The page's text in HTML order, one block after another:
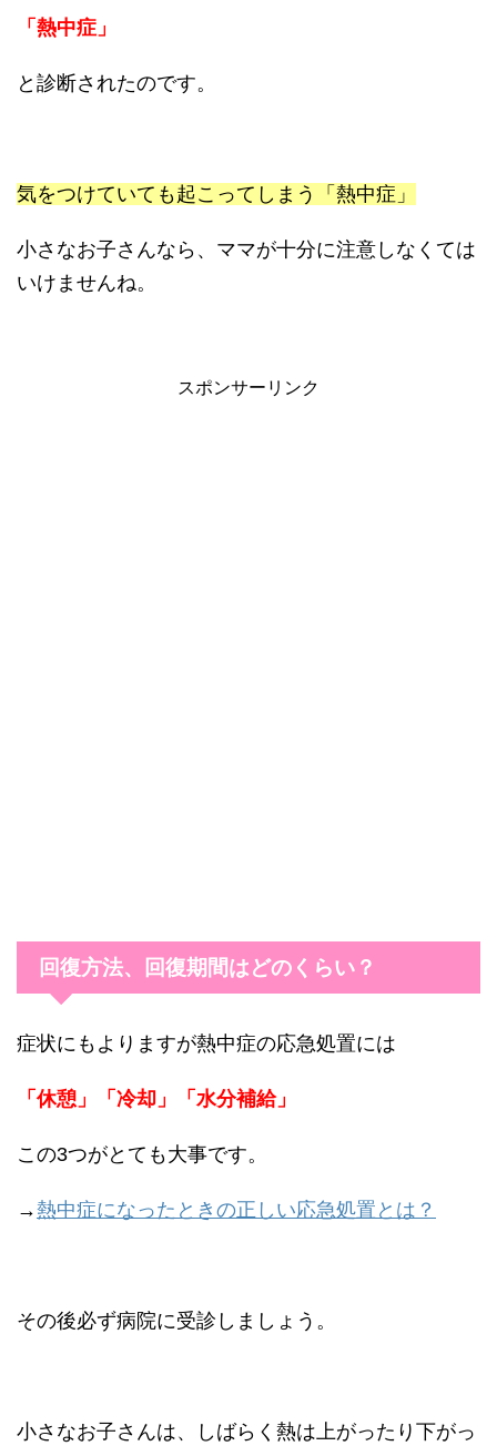
「熱中症」
と診断されたのです。
気をつけていても起こってしまう 「熱中症」
小さなお子さんなら、ママが十分に注意しなくては
いけませんね。
スポンサーリンク
回復方法、回復期間はどのくらい？
症状にもよりますが熱中症の応急処置には
「休憩」「冷却」「水分補給」
この3つがとても大事です。
→熱中症になったときの正しい応急処置とは？
その後必ず病院に受診しましょう。
小さなお子さんは、しばらく熱は上がったり下がっ